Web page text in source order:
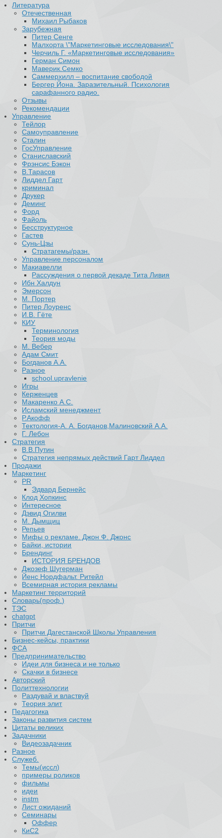
Литература
Отечественная
Михаил Рыбаков
Зарубежная
Питер Сенге
Малхорта \"Маркетинговые исследования\"
Черчиль Г. «Маркетинговые исследования»
Герман Симон
Маверик.Семко
Саммерхилл – воспитание свободой
Бергер Йона. Заразительный. Психология
сарафанного радио.
Отзывы
Рекомендации
Управление
Тейлор
Самоуправление
Сталин
ГосУправление
Станиславский
Фрэнсис Бэкон
В.Тарасов
Лиддел Гарт
криминал
Друкер
Деминг
Форд
Файоль
Бесструктурное
Гастев
Сунь-Цзы
Стратагемы/разн.
Управление персоналом
Макиавелли
Рассуждения о первой декаде Тита Ливия
Ибн Халдун
Эмерсон
М. Портер
Питер Лоуренс
И.В. Гёте
КИУ
Терминология
Теория моды
М. Вебер
Адам Смит
Богданов А.А.
Разное
school.upravlenie
Игры
Керженцев
Макаренко А.С.
Исламский менеджмент
Р.Акофф
Тектология-А. А. Богданов,Малиновский А.А.
​Г. Лебон
Стратегия
В.В.Путин
​Стратегия непрямых действий Гарт Лиддел
Продажи
Маркетинг
PR
Эдвард Бернейс
Клод Хопкинс
Интересное
Дэвид Огилви
М. Дымщиц
Репьев
Мифы о рекламе. Джон Ф. Джонс
Байки, истории
Брендинг
ИСТОРИЯ БРЕНДОВ
Джозеф Шугерман
​Йенс Нордфальт. Ритейл
Всемирная история рекламы
Маркетинг территорий
Словарь(проф.)
ТЭС
chatgpt
Притчи
Притчи Дагестанской Школы Управления
Бизнес-кейсы, практики
ФСА
Предпринимательство
Идеи для бизнеса и не только
Скачки в бизнесе
Авторский
Политтехнологии
Раздувай и властвуй
Теория элит
​Педагогика
Законы развития систем
Цитаты великих
Задачники
Видеозадачник
Разное
Служеб.
Темы(иссл)
примеры роликов
фильмы
идеи
instm
Лист ожиданий
Семинары
Оффер
КиС2